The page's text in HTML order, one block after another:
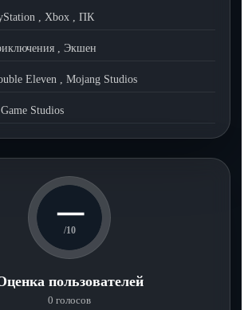
, Xbox , ПК
, Экшен
Eleven , Mojang Studios
Studios
—
/10
пользователей
0 голосов